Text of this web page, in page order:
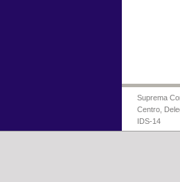
Suprema
Centro,
IDS-14